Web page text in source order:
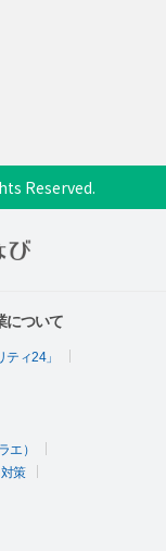
Reserved.